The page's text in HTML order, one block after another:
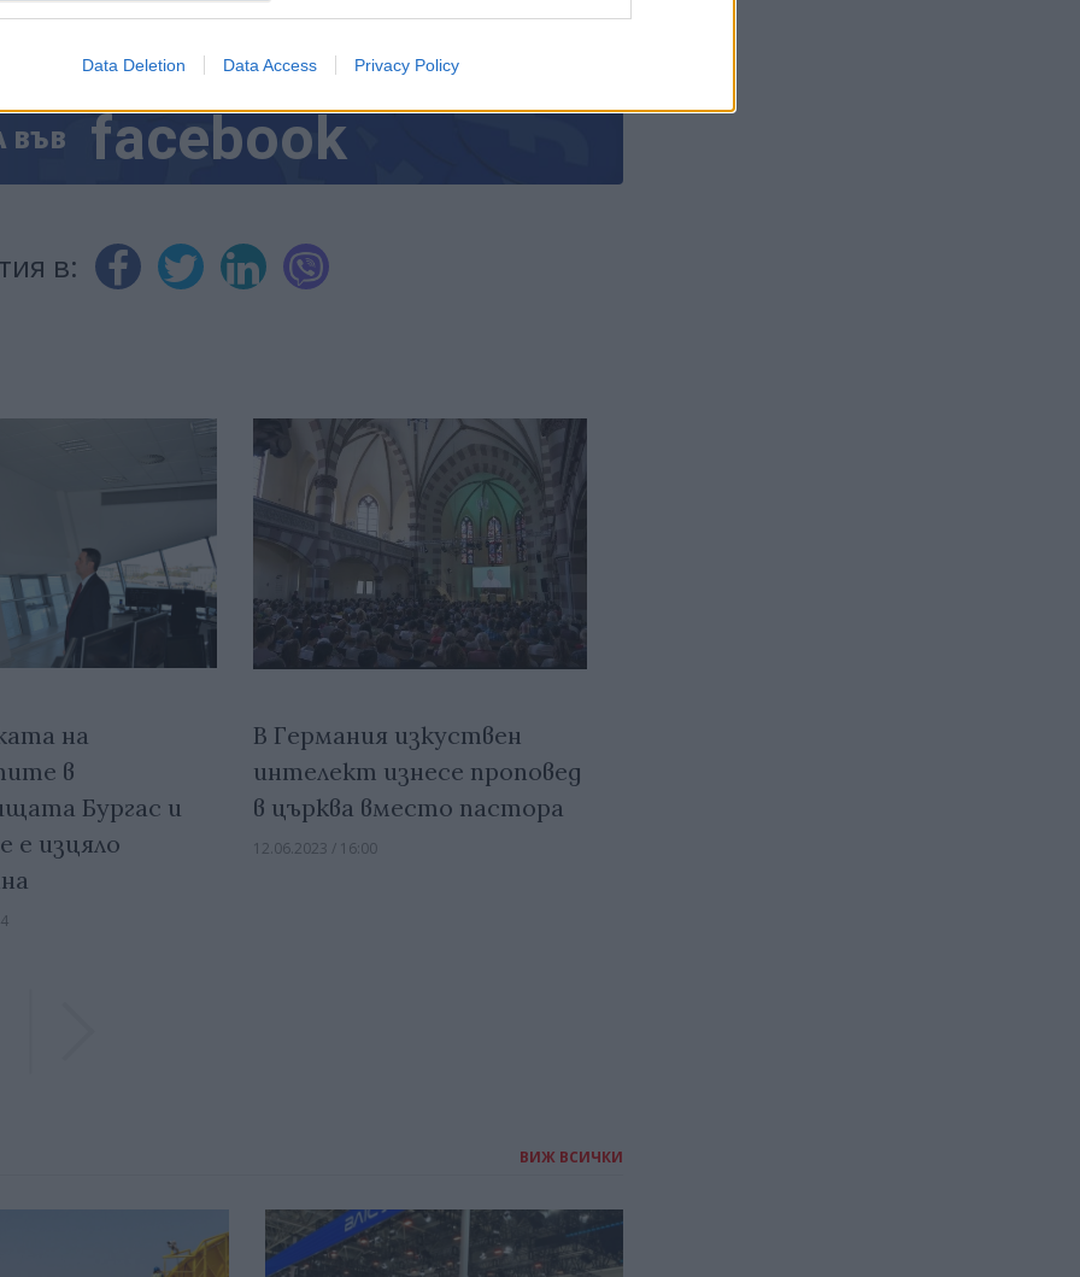
Data Deletion Data Access Privacy Policy
Последвайте ни във ВАЙБЪР
ВЪВ facebook
в:
на
в
Бургас и
е изцяло
В Германия изкуствен
интелект изнесе проповед
в църква вместо пастора
12.06.2023 / 16:00
ВИЖ ВСИЧКИ